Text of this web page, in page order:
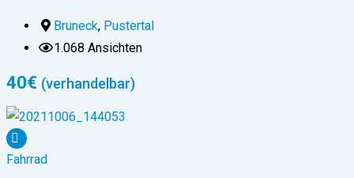
Bruneck, Pustertal
1.068 Ansichten
40€ (verhandelbar)
Fahrrad